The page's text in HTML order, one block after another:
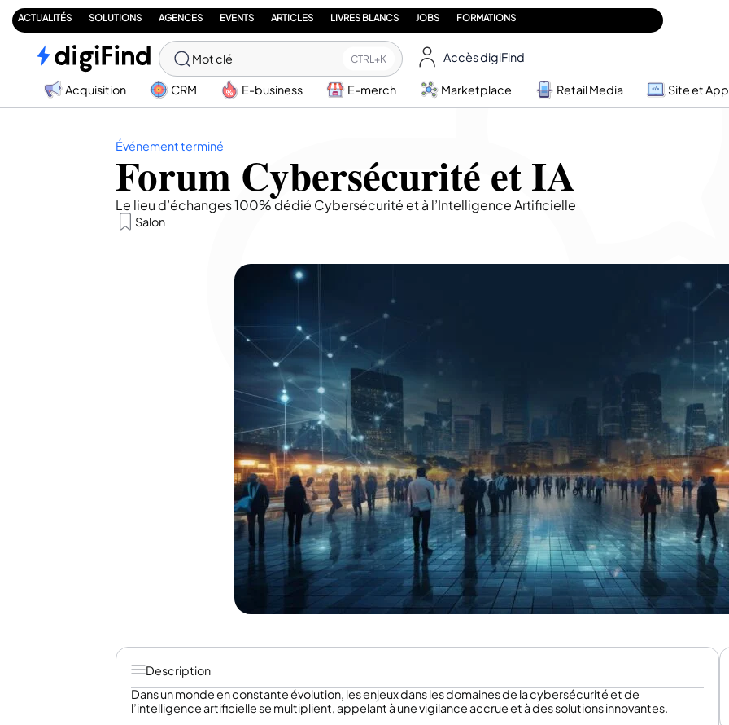
ACTUALITÉS SOLUTIONS AGENCES EVENTS ARTICLES LIVRES BLANCS JOBS FORMATIONS
Mot clé CTRL+K Accès digiFind
Acquisition CRM E-business E-merch Marketplace Retail Media Site et App
Événement terminé
Forum Cybersécurité et IA
Le lieu d’échanges 100% dédié Cybersécurité et à l’Intelligence Artificielle
Salon
Description
Dans un monde en constante évolution, les enjeux dans les domaines de la cybersécurité et de
l’intelligence artificielle se multiplient, appelant à une vigilance accrue et à des solutions innovantes.